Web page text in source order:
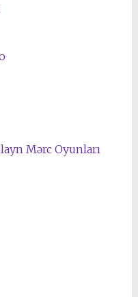
Mərc Oyunları